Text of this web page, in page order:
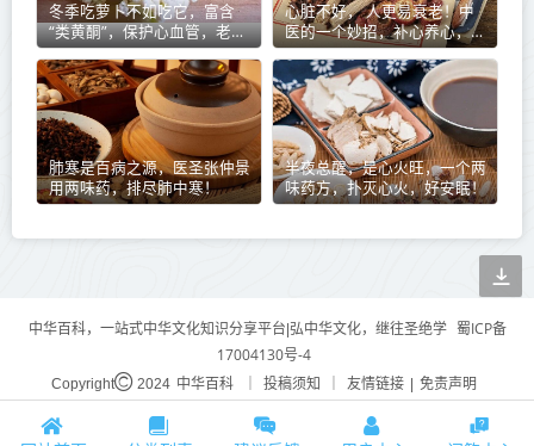
冬季吃萝卜不如吃它，富含
“类黄酮”，保护心血管，老人
吃尤其好
心脏不好， 人更易衰老！中
医的一个妙招，补心养心，给
你的心脏加足马力，活力满
满！
肺寒是百病之源，医圣张仲景
用两味药，排尽肺中寒！
半夜总醒，是心火旺，一个两
味药方，扑灭心火，好安眠！
中华百科，一站式中华文化知识分享平台|弘中华文化，继往圣绝学 蜀ICP备
17004130号-4
Copyright 2024 中华百科 投稿须知 友情链接 免责声明